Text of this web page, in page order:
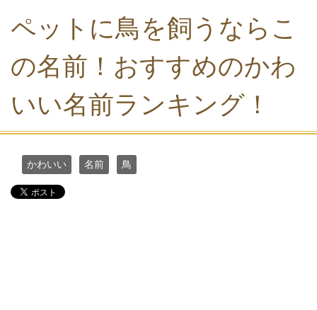
ペットに鳥を飼うならこ
の名前！おすすめのかわ
いい名前ランキング！
かわいい 名前 鳥